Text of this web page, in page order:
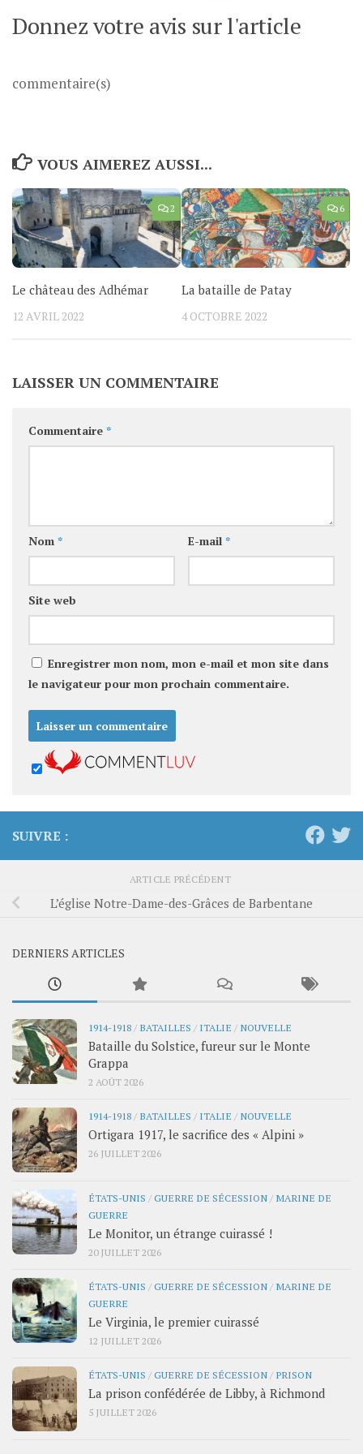
Donnez votre avis sur l'article
commentaire(s)
VOUS AIMEREZ AUSSI...
2
Le château des Adhémar
12 AVRIL 2022
6
La bataille de Patay
4 OCTOBRE 2022
LAISSER UN COMMENTAIRE
Commentaire *
Nom * E-mail *
Site web
Enregistrer mon nom, mon e-mail et mon site dans
le navigateur pour mon prochain commentaire.
SUIVRE :
ARTICLE PRÉCÉDENT
L’église Notre-Dame-des-Grâces de Barbentane
DERNIERS ARTICLES
1914-1918 / BATAILLES / ITALIE / NOUVELLE
Bataille du Solstice, fureur sur le Monte
Grappa
2 AOÛT 2026
1914-1918 / BATAILLES / ITALIE / NOUVELLE
Ortigara 1917, le sacrifice des « Alpini »
26 JUILLET 2026
ÉTATS-UNIS /GUERRE DE SÉCESSION / MARINE DE
GUERRE
Le Monitor, un étrange cuirassé !
20 JUILLET 2026
ÉTATS-UNIS /GUERRE DE SÉCESSION / MARINE DE
GUERRE
Le Virginia, le premier cuirassé
12 JUILLET 2026
ÉTATS-UNIS /GUERRE DE SÉCESSION / PRISON
La prison confédérée de Libby, à Richmond
5 JUILLET 2026